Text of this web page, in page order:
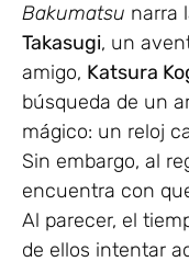
Bakumatsu narra
Takasugi, un
amigo, Katsura
búsqueda de un
mágico: un reloj
Sin embargo, al
encuentra con
Al parecer, el
de ellos intentar